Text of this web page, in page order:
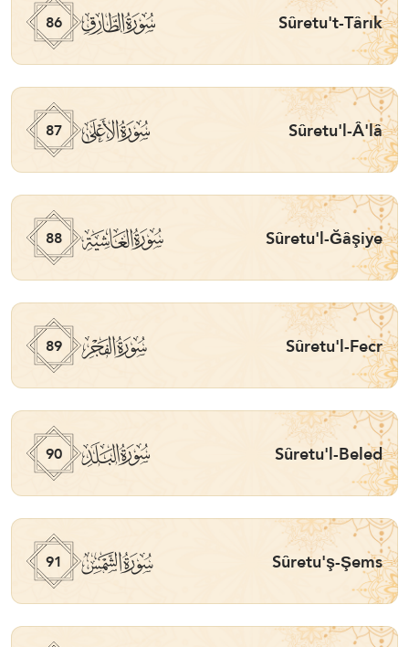
86 ﰃ Sûretu't-Târık
87 ﰄ Sûretu'l-Â'lâ
88 ﰅ Sûretu'l-Ğâşiye
89 ﰆ Sûretu'l-Fecr
90 ﰇ Sûretu'l-Beled
91 ﰈ Sûretu'ş-Şems